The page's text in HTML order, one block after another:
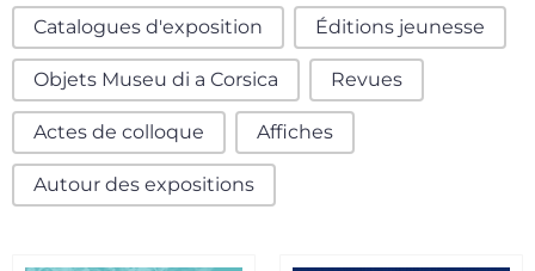
Catalogues d'exposition Éditions jeunesse
Objets Museu di a Corsica Revues
Actes de colloque Affiches
Autour des expositions